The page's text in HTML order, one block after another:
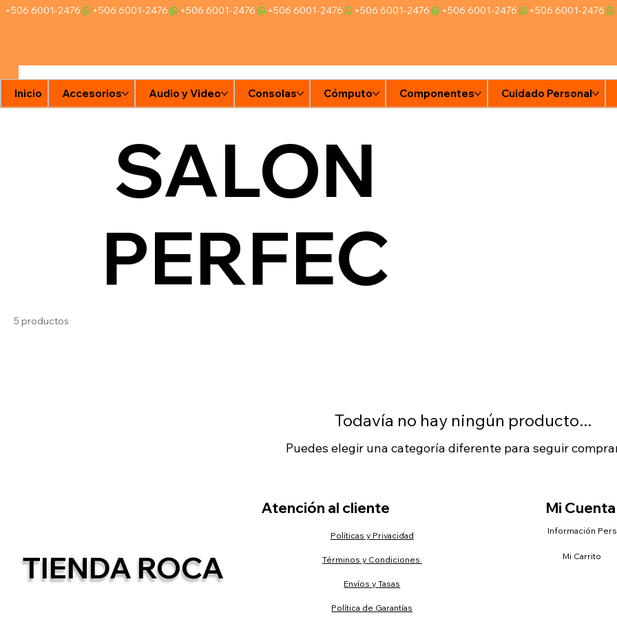
Tie
+506 6001-2476
Inicio Accesorios Audio y Video Consolas Cómputo Componentes Cuidado Personal
SALON
PERFEC
5 productos
Todavía no hay ningún producto...
Puedes elegir una categoría diferente para seguir
TIENDA ROCA
Atención al cliente
Políticas y Privacidad
Términos y Condiciones
Envíos y Tasas
Política de Garantías
Mi Cuenta
Información
Mi Carrito